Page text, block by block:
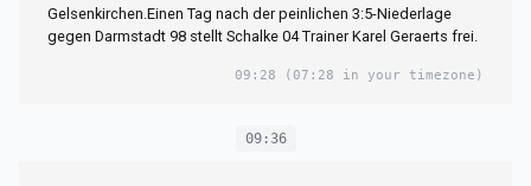
Gelsenkirchen.Einen Tag nach der peinlichen 3:5-Niederlage
gegen Darmstadt 98 stellt Schalke 04 Trainer Karel Geraerts frei.
09:28 (07:28 in your timezone)
09:36